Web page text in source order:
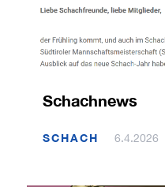
Schachnews
SCHACH 6.4.2026